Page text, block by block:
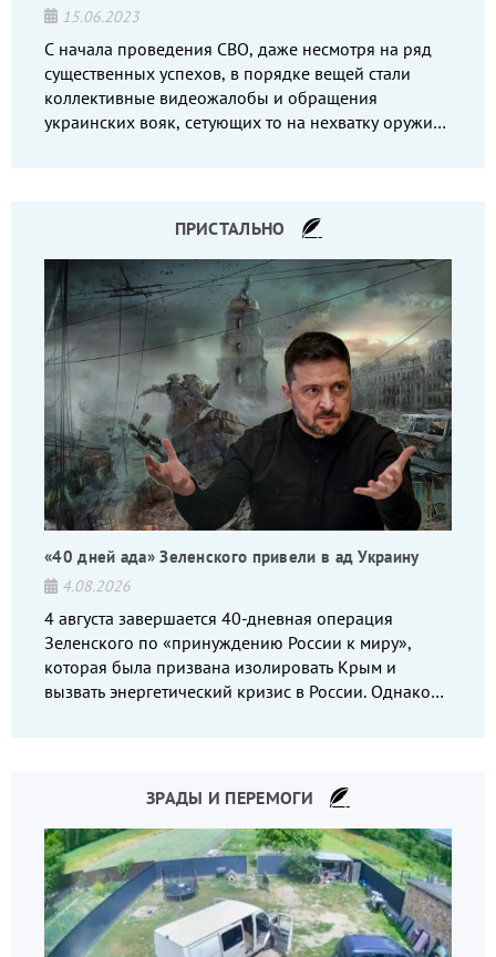
15.06.2023
С начала проведения СВО, даже несмотря на ряд
существенных успехов, в порядке вещей стали
коллективные видеожалобы и обращения
украинских вояк, сетующих то на нехватку оружия,
ПРИСТАЛЬНО
«40 дней ада» Зеленского привели в ад Украину
4.08.2026
4 августа завершается 40-дневная операция
Зеленского по «принуждению России к миру»,
которая была призвана изолировать Крым и
вызвать энергетический кризис в России. Однако
ЗРАДЫ И ПЕРЕМОГИ